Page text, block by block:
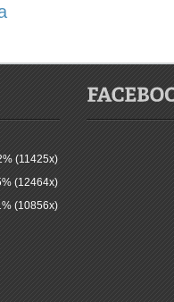
(11425x)
(12464x)
(10856x)